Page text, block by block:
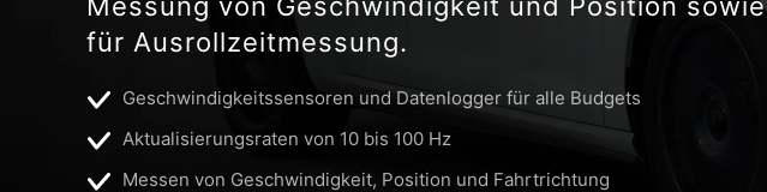
für Ausrollzeitmessung.
Geschwindigkeitssensoren und Datenlogger für alle Budgets
Aktualisierungsraten von 10 bis 100 Hz
Messen von Geschwindigkeit, Position und Fahrtrichtung